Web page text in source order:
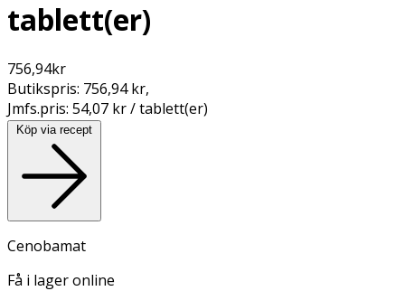
tablett(er)
756,94kr
Butikspris: 756,94 kr,
Jmfs.pris: 54,07 kr / tablett(er)
Köp via recept
Cenobamat
Få i lager online